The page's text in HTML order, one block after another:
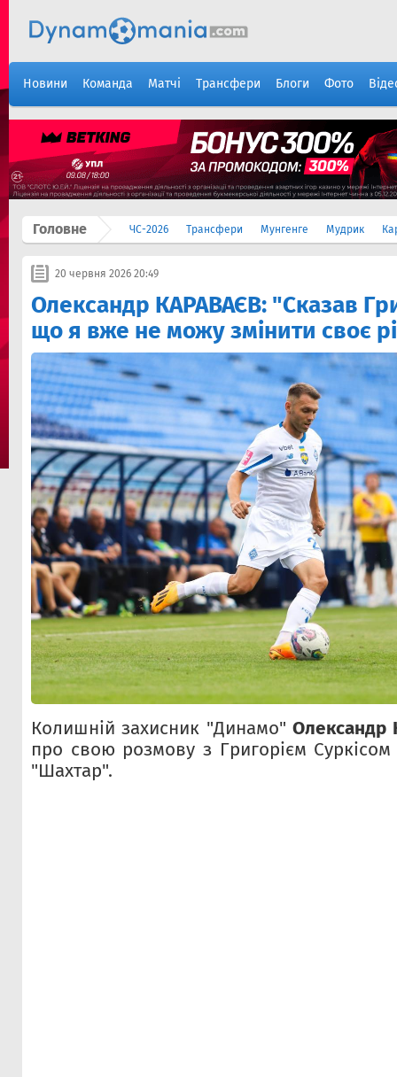
Новини Команда Матчі Трансфери Блоги Фото
Головне ЧС-2026 Трансфери Мунгенге Мудрик
20 червня 2026 20:49
Олександр КАРАВАЄВ: "Сказав
що я вже не можу змінити своє
Колишній захисник "Динамо"Олександр
про свою розмову з Григорієм
"Шахтар".